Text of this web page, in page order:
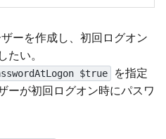
ーを作成し、初回ログオン
たい。
$true
を指定
ーが初回ログオン時にパスワ